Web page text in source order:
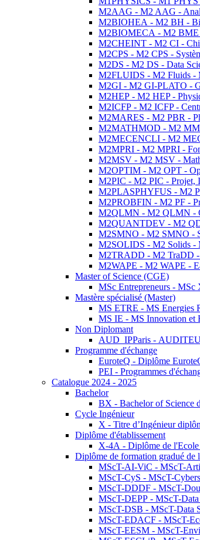
M2AAG - M2 AAG -
M2BIOHEA - M2 BH -
M2BIOMECA - M2 BME
M2CHEINT - M2 CI -
M2CPS - M2 CPS -
M2DS - M2 DS - Data
M2FLUIDS - M2 Fluids -
M2GI - M2 GI-PLATO -
M2HEP - M2 HEP -
M2ICFP - M2 ICFP -
M2MARES - M2 PBR -
M2MATHMOD - M2 MM
M2MECENCLI - M2
M2MPRI - M2 MPRI -
M2MSV - M2 MSV -
M2OPTIM - M2 OPT -
M2PIC - M2 PIC - Projet,
M2PLASPHYFUS - M2
M2PROBFIN - M2 PF -
M2QLMN - M2 QLMN -
M2QUANTDEV - M2
M2SMNO - M2 SMNO -
M2SOLIDS - M2 Solids -
M2TRADD - M2 TraDD -
M2WAPE - M2 WAPE -
Master of Science (CGE)
MSc Entrepreneurs - MSc
Mastère spécialisé (Master)
MS ETRE - MS Energies
MS IE - MS Innovation et
Non Diplomant
AUD_IPParis -
Programme d'échange
EuroteQ - Diplôme
PEI - Programmes
Catalogue 2024 - 2025
Bachelor
BX - Bachelor of Science
Cycle Ingénieur
X - Titre d’Ingénieur
Diplôme d'établissement
X-4A - Diplôme de
Diplôme de formation gradué
MScT-AI-ViC - MScT-
MScT-CyS - MScT-
MScT-DDDF - MScT-
MScT-DEPP - MScT-
MScT-DSB - MScT-Data
MScT-EDACF - MScT-
MScT-EESM - MScT-